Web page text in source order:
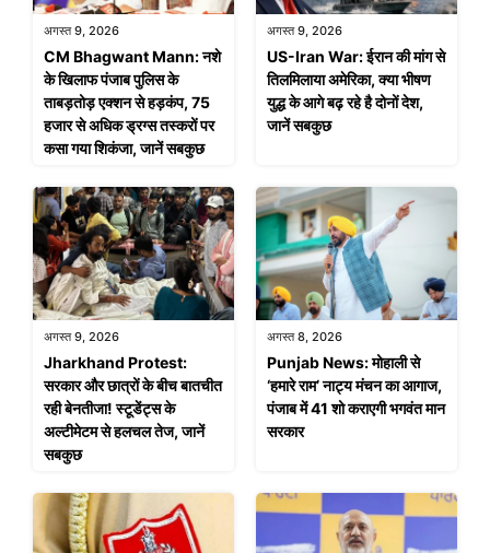
अगस्त 9, 2026
CM Bhagwant Mann: नशे
के खिलाफ पंजाब पुलिस के
ताबड़तोड़ एक्शन से हड़कंप, 75
हजार से अधिक ड्रग्स तस्करों पर
कसा गया शिकंजा, जानें सबकुछ
अगस्त 9, 2026
US-Iran War: ईरान की मांग से
तिलमिलाया अमेरिका, क्या भीषण
युद्ध के आगे बढ़ रहे है दोनों देश,
जानें सबकुछ
अगस्त 9, 2026
Jharkhand Protest:
सरकार और छात्रों के बीच बातचीत
रही बेनतीजा! स्टूडेंट्स के
अल्टीमेटम से हलचल तेज, जानें
सबकुछ
अगस्त 8, 2026
Punjab News: मोहाली से
‘हमारे राम’ नाट्य मंचन का आगाज,
पंजाब में 41 शो कराएगी भगवंत मान
सरकार